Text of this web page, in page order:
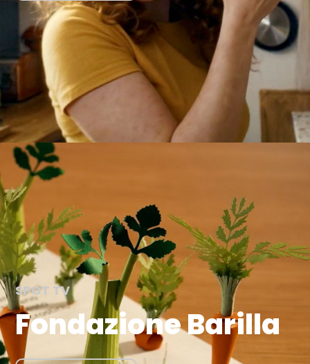
SPOT TV
Fondazione Barilla